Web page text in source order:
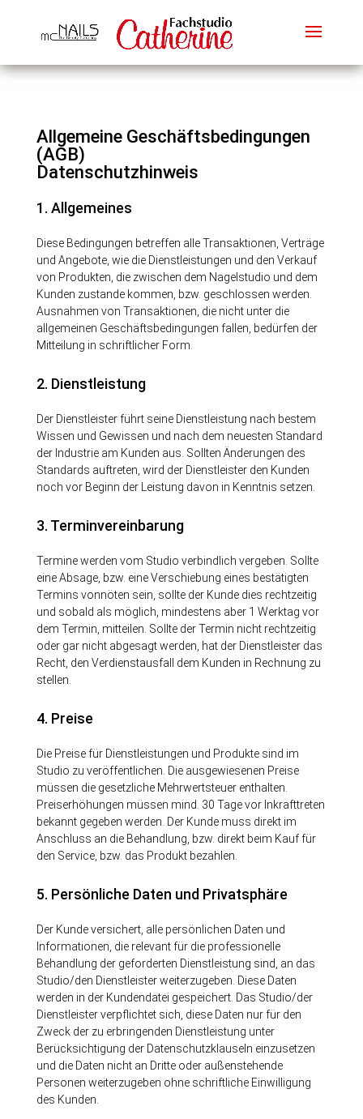
Allgemeine Geschäftsbedingungen
(AGB)
Datenschutzhinweis
1. Allgemeines
Diese Bedingungen betreffen alle Transaktionen, Verträge
und Angebote, wie die Dienstleistungen und den Verkauf
von Produkten, die zwischen dem Nagelstudio und dem
Kunden zustande kommen, bzw. geschlossen werden.
Ausnahmen von Transaktionen, die nicht unter die
allgemeinen Geschäftsbedingungen fallen, bedürfen der
Mitteilung in schriftl icher Form.
2. Dienstleistung
Der Dienstleister führt seine Dienstleistung nach bestem
Wissen und Gewissen und nach dem neuesten Standard
der Industrie am Kunden aus. Sollten Änderungen des
Standards auftreten, wird der Dienstleister den Kunden
noch vor Beginn der Leistung davon in Kenntnis setzen.
3. Terminvereinbarung
Termine werden vom Studio verbindlich vergeben. Sollte
eine Absage, bzw. eine Verschiebung eines bestätigten
Termins vonnöten sein, sollte der Kunde dies rechtzeitig
und sobald als möglich, mindestens aber 1 Werktag vor
dem Termin, mitteilen. Sollte der Termin nicht rechtzeitig
oder gar nicht abgesagt werden, hat der Dienstleister das
Recht, den Verdienstausfall dem Kunden in Rechnung zu
stellen.
4. Preise
Die Preise für Dienstleistungen und Produkte sind im
Studio zu veröffentlichen. Die ausgewiesenen Preise
müssen die gesetzliche Mehrwertsteuer enthalten.
Preiserhöhungen müssen mind. 30 Tagevor Inkrafttreten
bekannt gegeben werden. Der Kunde muss direkt im
Anschluss an die Behandlung, bzw. direkt beim Kauf für
den Service, bzw. das Produkt bezahlen.
5. Persönliche Daten und Privatsphäre
Der Kunde versichert, alle persönlichen Daten und
Informationen, die relevant für die professionelle
Behandlung der geforderten Dienstleistung sind, an das
Studio/den Dienstleister weiterzugeben. Diese Daten
werden in der Kundendatei gespeichert. Das Studio/der
Dienstleister verpflichtet sich, diese Daten nur für den
Zweck der zu erbringenden Dienstleistung unter
Berücksichtigung der Datenschutzklauseln einzusetzen
und die Daten nicht an Dritte oder außenstehende
Personen weiterzugeben ohne schriftliche Einwilligung
des Kunden.